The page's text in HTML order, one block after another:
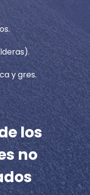
y gres.
los
no